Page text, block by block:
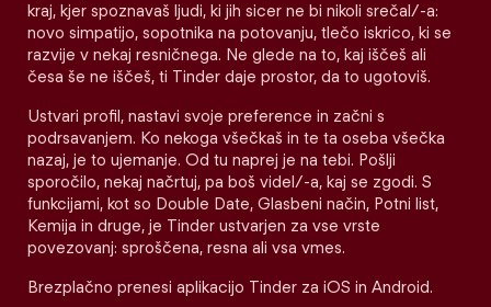
kraj, kjer spoznavaš ljudi, ki jih sicer ne bi nikoli srečal/-a:
novo simpatijo, sopotnika na potovanju, tlečo iskrico, ki se
razvije v nekaj resničnega. Ne glede na to, kaj iščeš ali
česa še ne iščeš, ti Tinder daje prostor, da to ugotoviš.
Ustvari profil, nastavi svoje preference in začni s
podrsavanjem. Ko nekoga všečkaš in te ta oseba všečka
nazaj, je to ujemanje. Od tu naprej je na tebi. Pošlji
sporočilo, nekaj načrtuj, pa boš videl/-a, kaj se zgodi. S
funkcijami, kot so Double Date, Glasbeni način, Potni list,
Kemija in druge, je Tinder ustvarjen za vse vrste
povezovanj: sproščena, resna ali vsa vmes.
Brezplačno prenesi aplikacijo Tinder za iOS in Android.